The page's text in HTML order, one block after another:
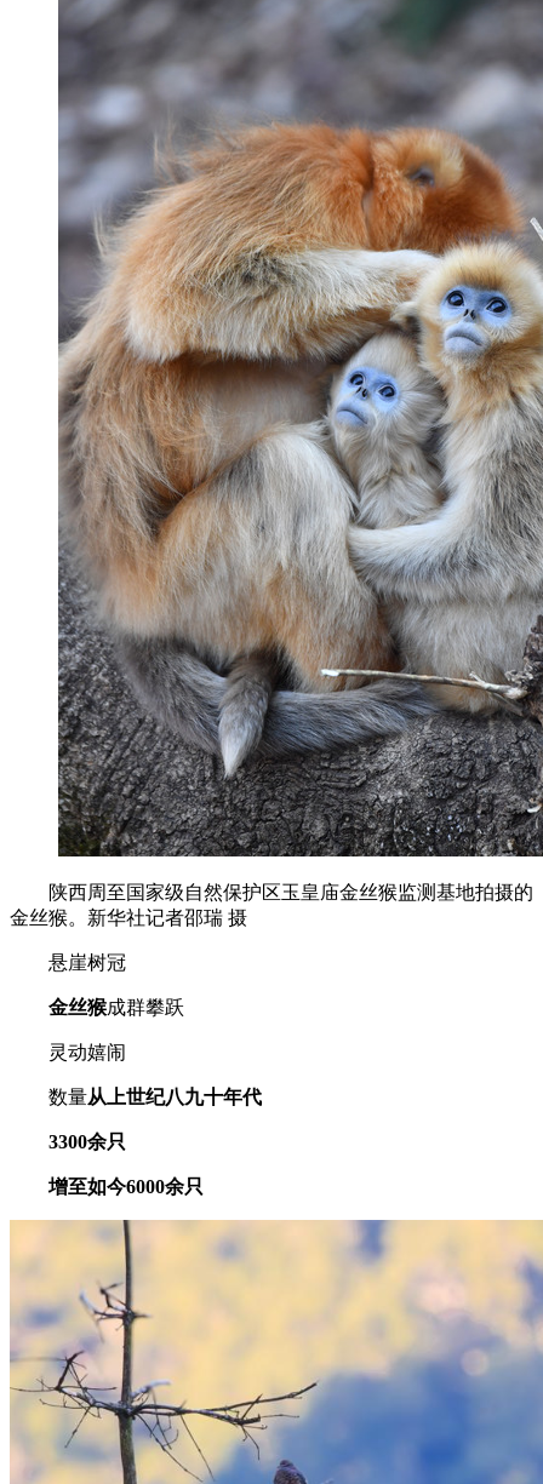
陕西周至国家级自然保护区玉皇庙金丝猴监测基地拍摄的
金丝猴。新华社记者邵瑞 摄
悬崖树冠
金丝猴成群攀跃
灵动嬉闹
数量从上世纪八九十年代
3300余只
增至如今6000余只